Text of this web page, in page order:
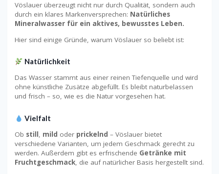
Vöslauer überzeugt nicht nur durch Qualität, sondern auch
durch ein klares Markenversprechen: Natürliches
Mineralwasser für ein aktives, bewusstes Leben.
Hier sind einige Gründe, warum Vöslauer so beliebt ist:
Natürlichkeit
Das Wasser stammt aus einer reinen Tiefenquelle und wird
ohne künstliche Zusätze abgefüllt. Es bleibt naturbelassen
und frisch – so, wie es die Natur vorgesehen hat.
Vielfalt
Ob still, mild oder prickelnd – Vöslauer bietet
verschiedene Varianten, um jedem Geschmack gerecht zu
werden. Außerdem gibt es erfrischende Getränke mit
Fruchtgeschmack, die auf natürlicher Basis hergestellt sind.